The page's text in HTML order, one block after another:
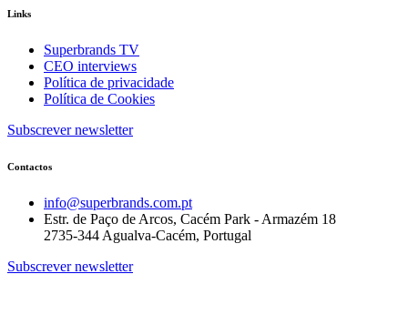
Links
Superbrands TV
CEO interviews
Política de privacidade
Política de Cookies
Subscrever newsletter
Contactos
info@superbrands.com.pt
Estr. de Paço de Arcos, Cacém Park - Armazém 18
2735-344 Agualva-Cacém, Portugal
Subscrever newsletter